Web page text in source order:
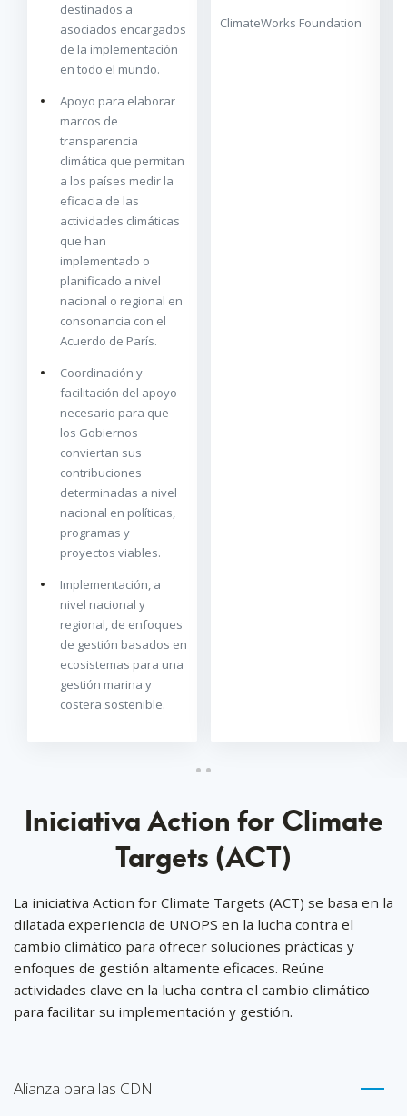
destinados a
asociados encargados
de la implementación
en todo el mundo.
Apoyo para elaborar
marcos de
transparencia
climática que permitan
a los países medir la
eficacia de las
actividades climáticas
que han
implementado o
planificado a nivel
nacional o regional en
consonancia con el
Acuerdo de París.
Coordinación y
facilitación del apoyo
necesario para que
los Gobiernos
conviertan sus
contribuciones
determinadas a nivel
nacional en políticas,
programas y
proyectos viables.
Implementación, a
nivel nacional y
regional, de enfoques
de gestión basados en
ecosistemas para una
gestión marina y
costera sostenible.
ClimateWorks Foundation
Iniciativa Action for Climate
Targets (ACT)
La iniciativa Action for Climate Targets (ACT) se basa en la
dilatada experiencia de UNOPS en la lucha contra el
cambio climático para ofrecer soluciones prácticas y
enfoques de gestión altamente eficaces. Reúne
actividades clave en la lucha contra el cambio climático
para facilitar su implementación y gestión.
Alianza para las CDN